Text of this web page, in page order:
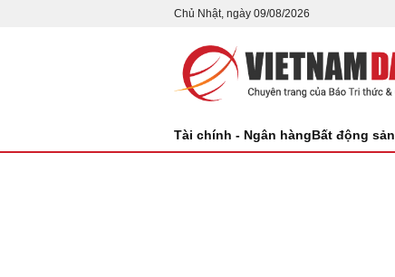
Chủ Nhật, ngày 09/08/2026
Tài chính - Ngân hàngBất động sản